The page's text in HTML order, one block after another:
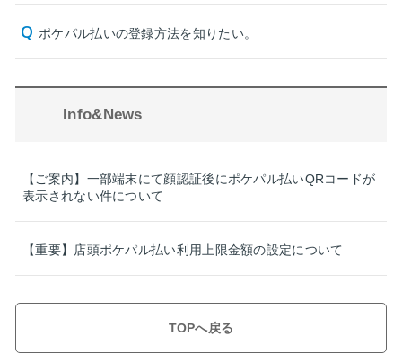
ポケパル払いの登録方法を知りたい。
Info&News
【ご案内】一部端末にて顔認証後にポケパル払いQRコードが
表示されない件について
【重要】店頭ポケパル払い利用上限金額の設定について
TOPへ戻る